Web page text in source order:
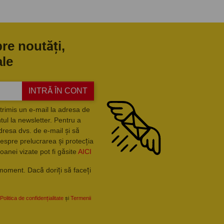
noutăți,
INTRĂ ÎN CONT
un e-mail la adresa de
la newsletter. Pentru a
dvs. de e-mail și să
prelucrarea și protecția
vizate pot fi găsite AICI
Dacă doriți să faceți
Politica de confidențialitate și Termenii